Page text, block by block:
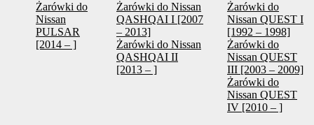
Żarówki do
Nissan
PULSAR
[2014 – ]
Żarówki do Nissan
QASHQAI I [2007
– 2013]
Żarówki do Nissan
QASHQAI II
[2013 – ]
Żarówki do
Nissan QUEST I
[1992 – 1998]
Żarówki do
Nissan QUEST
III [2003 – 2009]
Żarówki do
Nissan QUEST
IV [2010 – ]